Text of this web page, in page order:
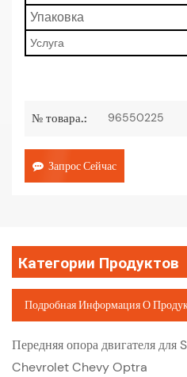
Упаковка
Услуга
№ товара.: 96550225
Запрос Сейчас
Категории Продуктов
Подробная Информация О
Передняя опора двигателя
Chevrolet Chevy Optra